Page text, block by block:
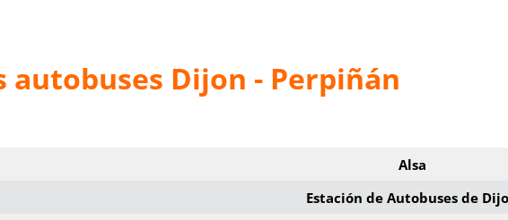
Dijon - Perpiñán
Alsa
Estación de Autobuses de